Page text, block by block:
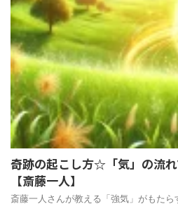
奇跡の起こし方☆「気」の流
【斎藤一人】
斎藤一人さんが教える「強気」がもた